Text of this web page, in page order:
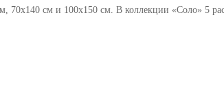
70х140 см и 100х150 см. В коллекции «Соло» 5